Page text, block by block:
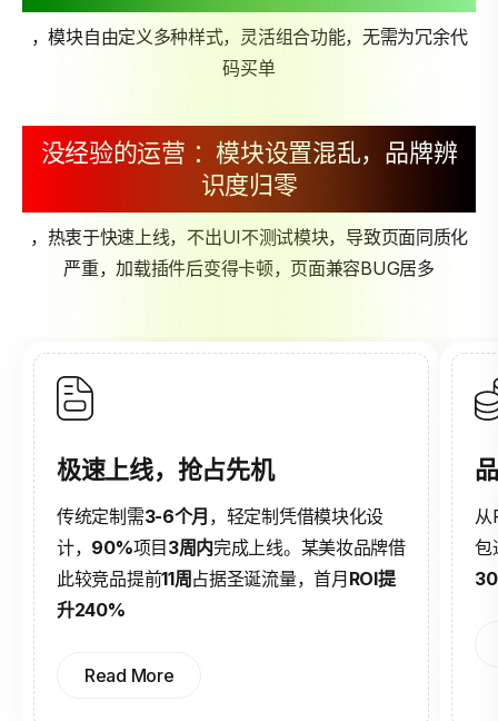
，模块自由定义多种样式，灵活组合功能，无需为冗余代
码买单
没经验的运营 ：模块设置混乱，品牌辨
识度归零
，热衷于快速上线，不出UI不测试模块，导致页面同质化
严重，加载插件后变得卡顿，页面兼容BUG居多
极速上线，抢占先机
传统定制需3-6个月 ，轻定制凭借模块化设
计， 90%项目 3周内完成上线。某美妆品牌借
此较竞品提前11周 占据圣诞流量，首月 ROI提
升240%
Read More
从
包